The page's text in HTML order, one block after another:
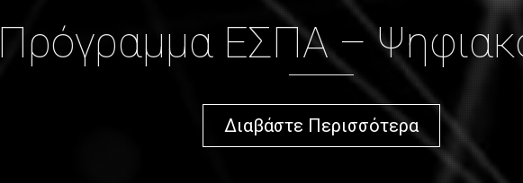
Πρόγραμμα ΕΣΠΑ –
Διαβάστε Περισσότερα